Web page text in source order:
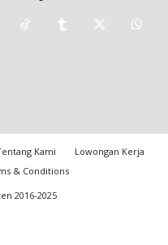
Kami
Lowongan Kerja
& Conditions
2016-2025